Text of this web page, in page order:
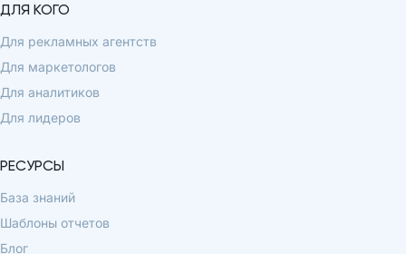
ДЛЯ КОГО
Для рекламных агентств
Для маркетологов
Для аналитиков
Для лидеров
РЕСУРСЫ
База знаний
Шаблоны отчетов
Блог